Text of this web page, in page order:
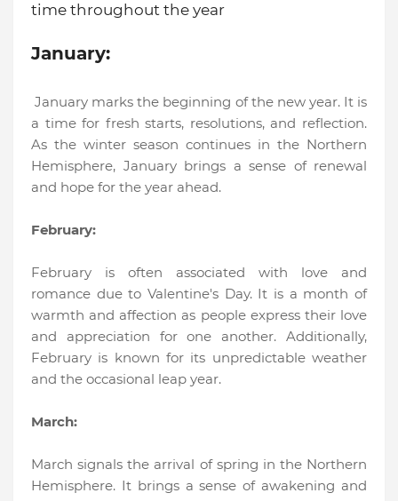
time throughout the year
January:
January marks the beginning of the new year. It is
a time for fresh starts, resolutions, and reflection.
As the winter season continues in the Northern
Hemisphere, January brings a sense of renewal
and hope for the year ahead.
February:
February is often associated with love and
romance due to Valentine's Day. It is a month of
warmth and affection as people express their love
and appreciation for one another. Additionally,
February is known for its unpredictable weather
and the occasional leap year.
March:
March signals the arrival of spring in the Northern
Hemisphere. It brings a sense of awakening and